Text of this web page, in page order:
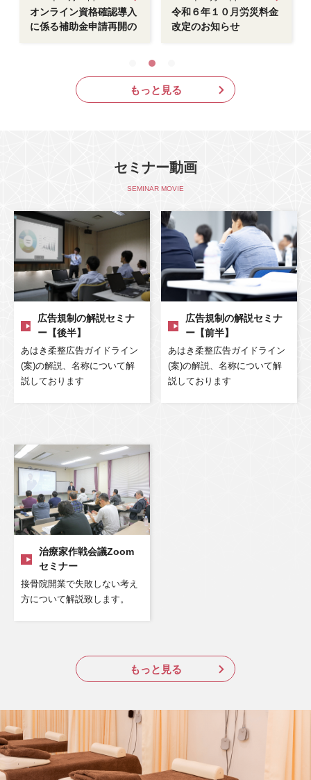
オンライン資格確認導入
に係る補助金申請再開の
令和６年１０月労災料金
改定のお知らせ
もっと見る
セミナー動画
SEMINAR MOVIE
広告規制の解説セミナ
ー【後半】
あはき柔整広告ガイドライン
(案)の解説、名称について解
説しております
広告規制の解説セミナ
ー【前半】
あはき柔整広告ガイドライン
(案)の解説、名称について解
説しております
治療家作戦会議Zoom
セミナー
接骨院開業で失敗しない考え
方について解説致します。
もっと見る